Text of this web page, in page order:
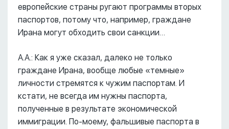
европейские страны ругают программы вторых
паспортов, потому что, например, граждане
Ирана могут обходить свои санкции…
А.А.: Как я уже сказал, далеко не только
граждане Ирана, вообще любые «темные»
личности стремятся к чужим паспортам. И
кстати, не всегда им нужны паспорта,
полученные в результате экономической
иммиграции. По-моему, фальшивые паспорта в